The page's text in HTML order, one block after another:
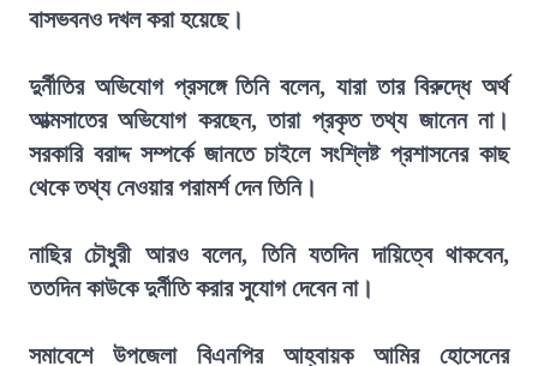
বাসভবনও দখল করা হয়েছে।
দুর্নীতির অভিযোগ প্রসঙ্গে তিনি বলেন, যারা তার বিরুদ্ধে অর্থ
আত্মসাতের অভিযোগ করছেন, তারা প্রকৃত তথ্য জানেন না।
সরকারি বরাদ্দ সম্পর্কে জানতে চাইলে সংশ্লিষ্ট প্রশাসনের কাছ
থেকে তথ্য নেওয়ার পরামর্শ দেন তিনি।
নাছির চৌধুরী আরও বলেন, তিনি যতদিন দায়িত্বে থাকবেন,
ততদিন কাউকে দুর্নীতি করার সুযোগ দেবেন না।
সমাবেশে উপজেলা বিএনপির আহ্বায়ক আমির হোসেনের